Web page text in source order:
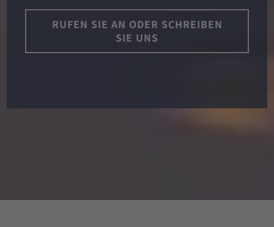
RUFEN SIE AN ODER SCHREIBEN
SIE UNS